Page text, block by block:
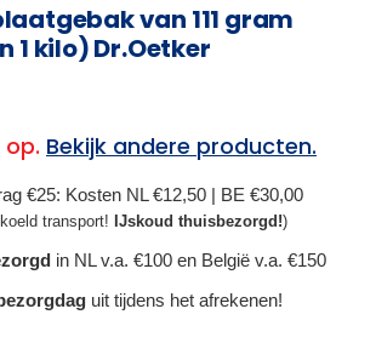
van 111 gram
1 kilo) Dr.Oetker
Bekijk andere producten.
€25: Kosten NL €12,50 | BE €30,00
transport! IJskoud thuisbezorgd!)
in NL v.a. €100 en België v.a. €150
uit tijdens het afrekenen!